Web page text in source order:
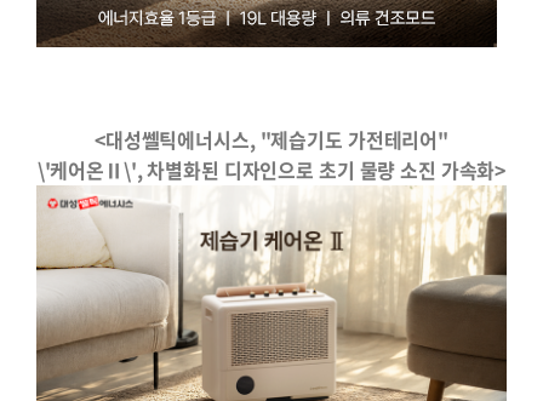
<대성쎌틱에너시스, "제습기도 가전테리어"
\'케어온Ⅱ\',차별화된 디자인으로 초기 물량 소진 가속화>